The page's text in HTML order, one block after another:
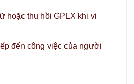
hoặc thu hồi GPLX khi vi
đến công việc của người